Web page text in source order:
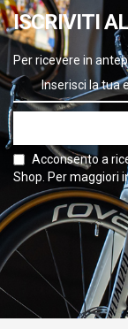
ISCRIVITI
Per ricevere in
Acconsento a
Shop. Per maggiori